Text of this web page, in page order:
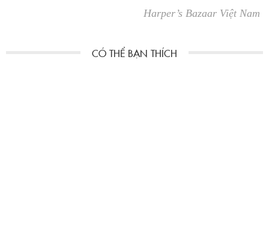
Harper’s Bazaar Việt Nam